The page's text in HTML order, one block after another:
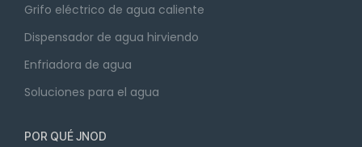
Grifo eléctrico de agua caliente
Dispensador de agua hirviendo
Enfriadora de agua
Soluciones para el agua
POR QUÉ JNOD